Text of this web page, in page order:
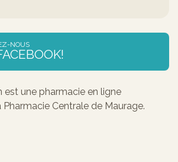
NOUS
est une pharmacie en ligne
Centrale de Maurage.